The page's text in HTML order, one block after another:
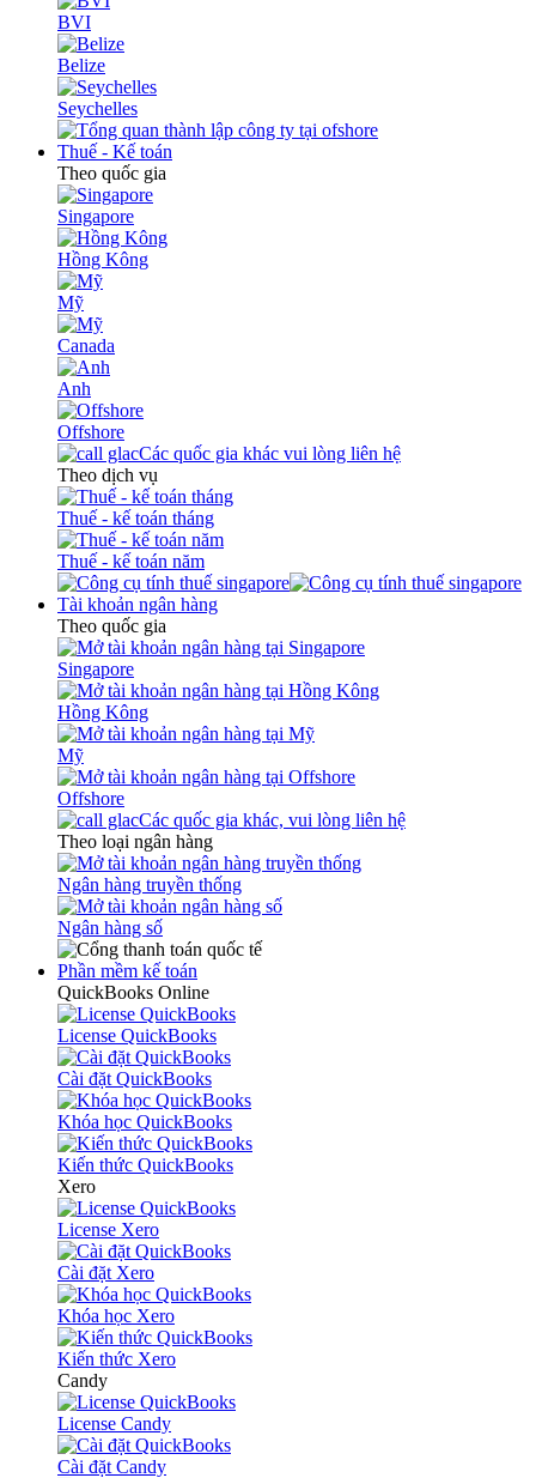
BVI
Belize
Seychelles
Thuế - Kế toán
Theo quốc gia
Singapore
Hồng Kông
Mỹ
Canada
Anh
Offshore
Các quốc gia khác vui lòng liên hệ
Theo dịch vụ
Thuế - kế toán tháng
Thuế - kế toán năm
Tài khoản ngân hàng
Theo quốc gia
Singapore
Hồng Kông
Mỹ
Offshore
Các quốc gia khác, vui lòng liên hệ
Theo loại ngân hàng
Ngân hàng truyền thống
Ngân hàng số
Phần mềm kế toán
QuickBooks Online
License QuickBooks
Cài đặt QuickBooks
Khóa học QuickBooks
Kiến thức QuickBooks
Xero
License Xero
Cài đặt Xero
Khóa học Xero
Kiến thức Xero
Candy
License Candy
Cài đặt Candy